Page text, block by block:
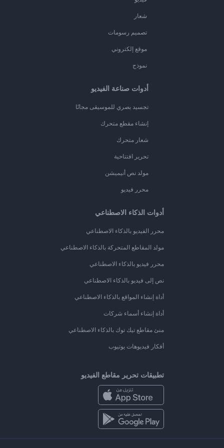
شعار
تصميم رسومات
موقع إلكتروني
نموذج
أدوات صناعة الفيديو
تجسيد بصري للموسيقى مجانًا
إنشاء مقطع متحرك
شعار متحرك
تحرير افتتاحية
مولد نص أنيميشن
محرر فيديو
أدوات الذكاء الاصطناعي
محرر الفيديو بالذكاء الاصطناعي
مولد المقاطع المتحركة بالذكاء الاصطناعي
محرر فيديو بالذكاء الاصطناعي
نص إلى فيديو بالذكاء الاصطناعي
أداة إنشاء المواقع بالذكاء الاصطناعي
أداة إنشاء أسماء شركات
منئ مقاطع تيك توك بالذكاء الاصطناعي
أفكار فيديوهات يوتيوب
تطبيقات تحرير مقاطع الفيديو